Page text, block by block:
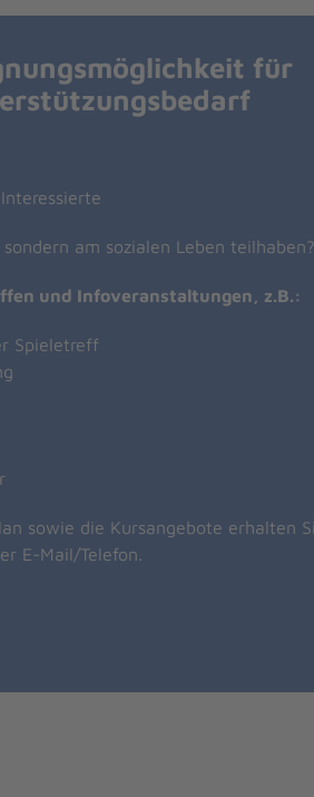
für
am sozialen Leben teilhaben?
und Infoveranstaltungen, z.B.:
Spieletreff
sowie die Kursangebote erhalten
E-Mail/Telefon.